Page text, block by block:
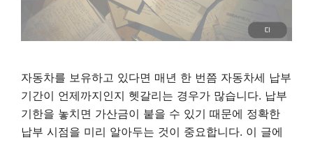
자동차를 보유하고 있다면 매년 한 번쯤 자동차세 납부
기간이 언제까지인지 헷갈리는 경우가 많습니다. 납부
기한을 놓치면 가산금이 붙을 수 있기 때문에 정확한
납부 시점을 미리 알아두는 것이 중요합니다. 이 글에